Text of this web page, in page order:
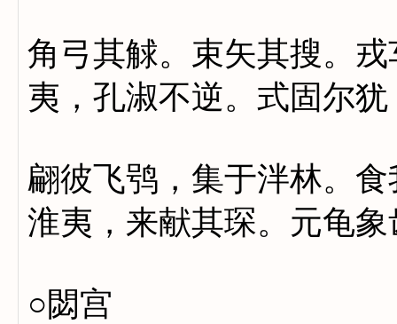
角弓其觩。束矢其搜。
夷，孔淑不逆。式固尔
翩彼飞鸮，集于泮林。
淮夷，来献其琛。元龟
○閟宫